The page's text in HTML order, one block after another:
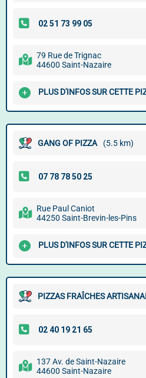
79 Rue de Trignac
44600 Saint-Nazaire
PLUS D'INFOS SUR CETTE
GANG OF PIZZA (5.5 km)
Rue Paul Caniot
44250 Saint-Brevin-les-Pins
PLUS D'INFOS SUR CETTE
PIZZAS FRAÎCHES
137 Av. de Saint-Nazaire
44600 Saint-Nazaire